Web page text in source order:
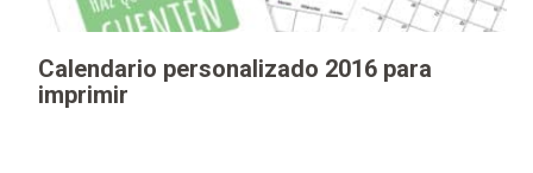
Calendario personalizado 2016 para
imprimir